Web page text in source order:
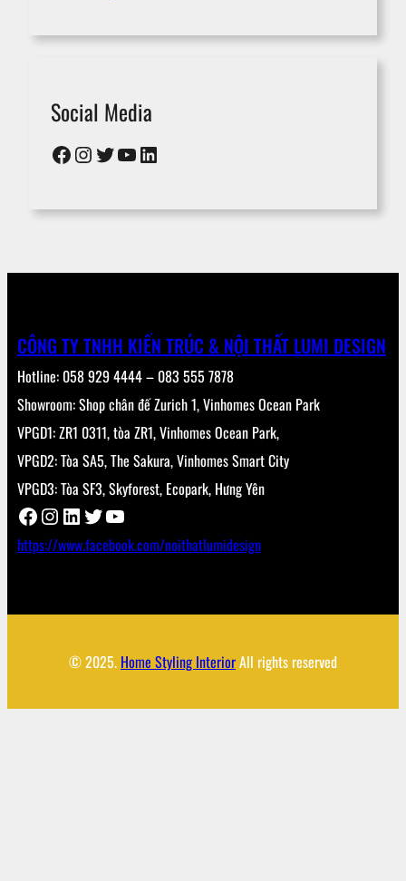
Social Media
Facebook Instagram Twitter YouTube LinkedIn
CÔNG TY TNHH KIẾN TRÚC & NỘI THẤT LUMI DESIGN
Hotline: 058 929 4444 – 083 555 7878
Showroom: Shop chân đế Zurich 1, Vinhomes Ocean Park
VPGD1: ZR1 0311, tòa ZR1, Vinhomes Ocean Park,
VPGD2: Tòa SA5, The Sakura, Vinhomes Smart City
VPGD3: Tòa SF3, Skyforest, Ecopark, Hưng Yên
Facebook Instagram LinkedIn Twitter YouTube
https://www.facebook.com/noithatlumidesign
© 2025. Home Styling InteriorAll rights reserved